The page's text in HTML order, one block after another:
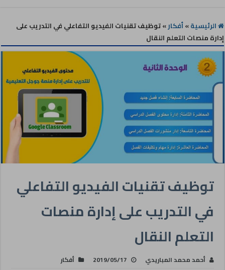
الرئيسية»أفكار»توظيف تقنيات الفيديو التفاعلي في التدريب على
إدارة منصات التعلم النقال
توظيف تقنيات الفيديو التفاعلي
في التدريب على إدارة منصات
التعلم النقال
أحمد محمد المباريدي 2019/05/17 أفكار